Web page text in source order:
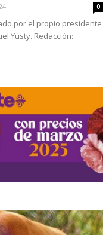
0
por el propio presidente
Yusty. Redacción: